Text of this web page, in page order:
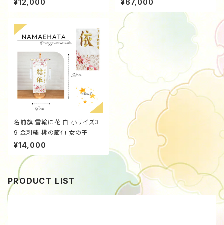
¥12,000
9663f12
¥67,000
名前旗 雪輪に花 白 小サイズ3
9 金刺繍 桃の節句 女の子
¥14,000
PRODUCT LIST